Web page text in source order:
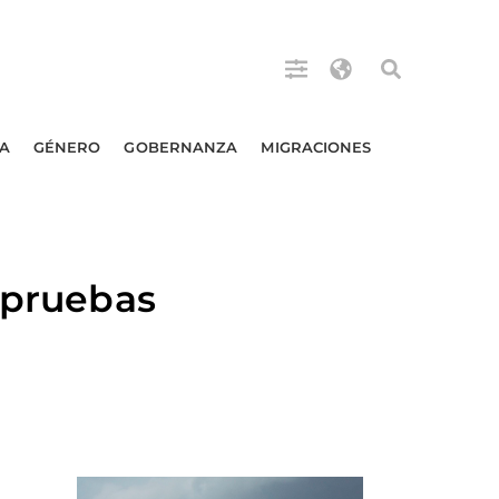
GÉNERO GOBERNANZA MIGRACIONES